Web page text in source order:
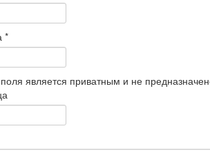
*
является приватным и не